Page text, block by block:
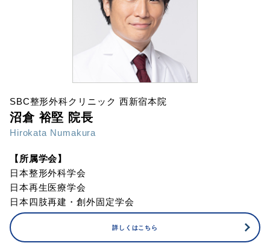
SBC整形外科クリニック 西新宿本院
沼倉 裕堅 院長
Hirokata Numakura
【所属学会】
日本整形外科学会
日本再生医療学会
日本四肢再建・創外固定学会
詳しくはこちら